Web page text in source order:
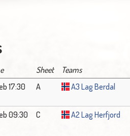
Sheet
Teams
17:30 A A3 Lag Berdal
09:30 C A2 Lag Herfjord